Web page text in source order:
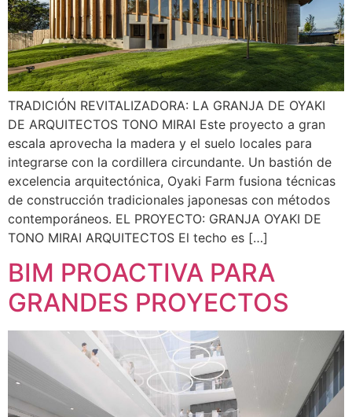
TRADICIÓN REVITALIZADORA: LA GRANJA DE OYAKI
DE ARQUITECTOS TONO MIRAI Este proyecto a gran
escala aprovecha la madera y el suelo locales para
integrarse con la cordillera circundante. Un bastión de
excelencia arquitectónica, Oyaki Farm fusiona técnicas
de construcción tradicionales japonesas con métodos
contemporáneos. EL PROYECTO: GRANJA OYAKI DE
TONO MIRAI ARQUITECTOS El techo es […]
BIM PROACTIVA PARA
GRANDES PROYECTOS